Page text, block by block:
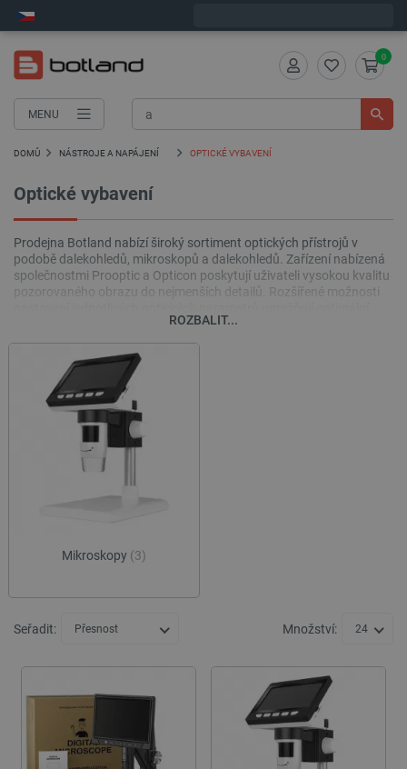
MENU
0
DOMŮ NÁSTROJE A NAPÁJENÍ OPTICKÉ VYBAVENÍ
Optické vybavení
Prodejna Botland nabízí široký sortiment optických přístrojů v
podobě dalekohledů, mikroskopů a dalekohledů. Zařízení nabízená
společnostmi Prooptic a Opticon poskytují uživateli vysokou kvalitu
pozorovaného obrazu do nejmenších detailů. Rozšířené možnosti
přizpůsobení obrazu tak, aby byl získán co nejlepší pohled na faunu
i flóru tvořící krajinu, uspořádání souhvězdí a detaily mitochondrií.
ROZBALIT...
Mikroskopy (3)
Seřadit: Přesnost Množství: 24